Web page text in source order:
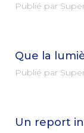
Publié par
Que la
Publié par
Un report